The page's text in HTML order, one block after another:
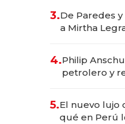
las marcas
3.De Paredes
a Mirtha
4.Philip
petrolero y
Fénix
5.El nuevo lujo
qué en Perú